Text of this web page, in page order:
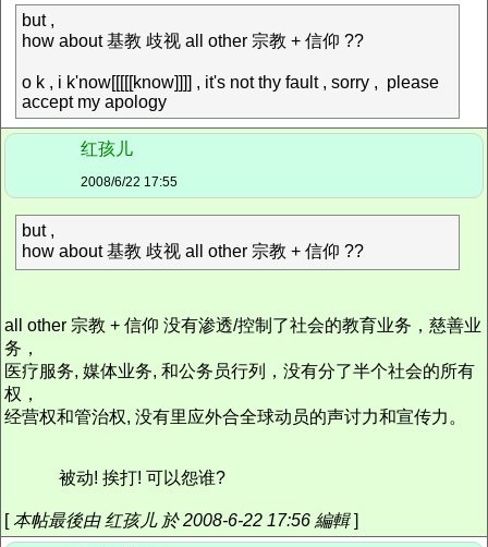
but ,
how about 基教 歧视 all other 宗教 + 信仰 ??
o k , i k'now[[[[[know]]]] , it's not thy fault , sorry , please
accept my apology
红孩儿
2008/6/22 17:55
but ,
how about 基教 歧视 all other 宗教 + 信仰 ??
all other 宗教 + 信仰 没有渗透/控制了社会的教育业务，慈善业
务，
医疗服务, 媒体业务, 和公务员行列，没有分了半个社会的所有
权，
经营权和管治权, 没有里应外合全球动员的声讨力和宣传力。
被动! 挨打! 可以怨谁?
[本帖最後由 红孩儿 於 2008-6-22 17:56 編輯]